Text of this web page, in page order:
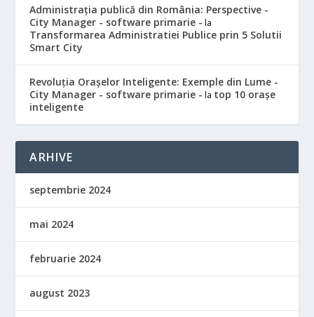
Administrația publică din România: Perspective -
City Manager - software primarie - la
Transformarea Administratiei Publice prin 5 Solutii
Smart City
Revoluția Orașelor Inteligente: Exemple din Lume -
City Manager - software primarie - la top 10 orașe
inteligente
ARHIVE
septembrie 2024
mai 2024
februarie 2024
august 2023